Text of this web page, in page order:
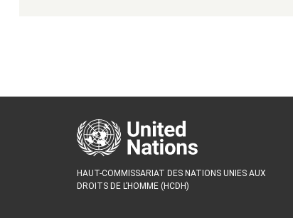
HAUT-COMMISSARIAT DES NATIONS UNIES AUX
DROITS DE L’HOMME (HCDH)